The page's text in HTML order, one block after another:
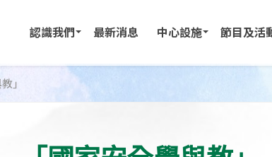
認識我們 最新消息 中心設施 節目及活
」